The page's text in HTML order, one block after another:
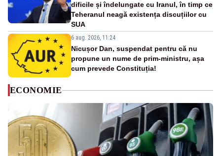
dificile și îndelungate cu Iranul, în timp ce
Teheranul neagă existența discuțiilor cu
SUA
6 aug. 2026, 11:24
Nicușor Dan, suspendat pentru că nu
propune un nume de prim-ministru, așa
cum prevede Constituția!
ECONOMIE